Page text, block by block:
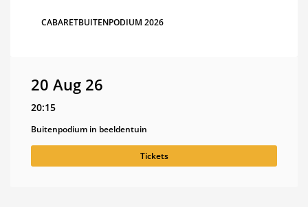
CABARETBUITENPODIUM 2026
20 Aug 26
20:15
Buitenpodium in beeldentuin
Tickets